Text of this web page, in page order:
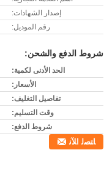
إصدار الشهادات:
رقم الموديل:
شروط الدفع والشحن:
الحد الأدنى لكمية:
الأسعار:
تفاصيل التغليف:
وقت التسليم:
شروط الدفع:
ﺎﺘﺼﻟ ﺍﻶﻧ